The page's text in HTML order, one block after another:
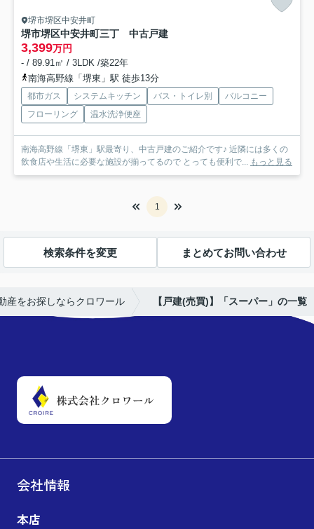
堺市堺区中安井町
堺市堺区中安井町三丁 中古戸建
3,399万円
- / 89.91㎡ / 3LDK /築22年
南海高野線「堺東」駅 徒歩13分
都市ガス システムキッチン バス・トイレ別
バルコニー
フローリング
温水洗浄便座
南海高野線「堺東」駅最寄り、中古戸建のご紹介です♪ 近隣には多くの
飲食店や生活に必要な施設が揃ってるので とっても便利で... もっと見る
1
検索条件を変更 まとめてお問い合わせ
産をお探しならクロワール 【戸建(売買)】「スーパー」の一覧
会社情報
本店